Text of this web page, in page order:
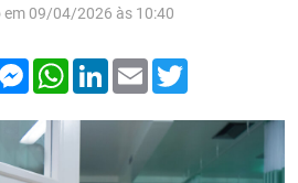
em 09/04/2026 às 10:40
Messenger
WhatsApp
LinkedIn
Email